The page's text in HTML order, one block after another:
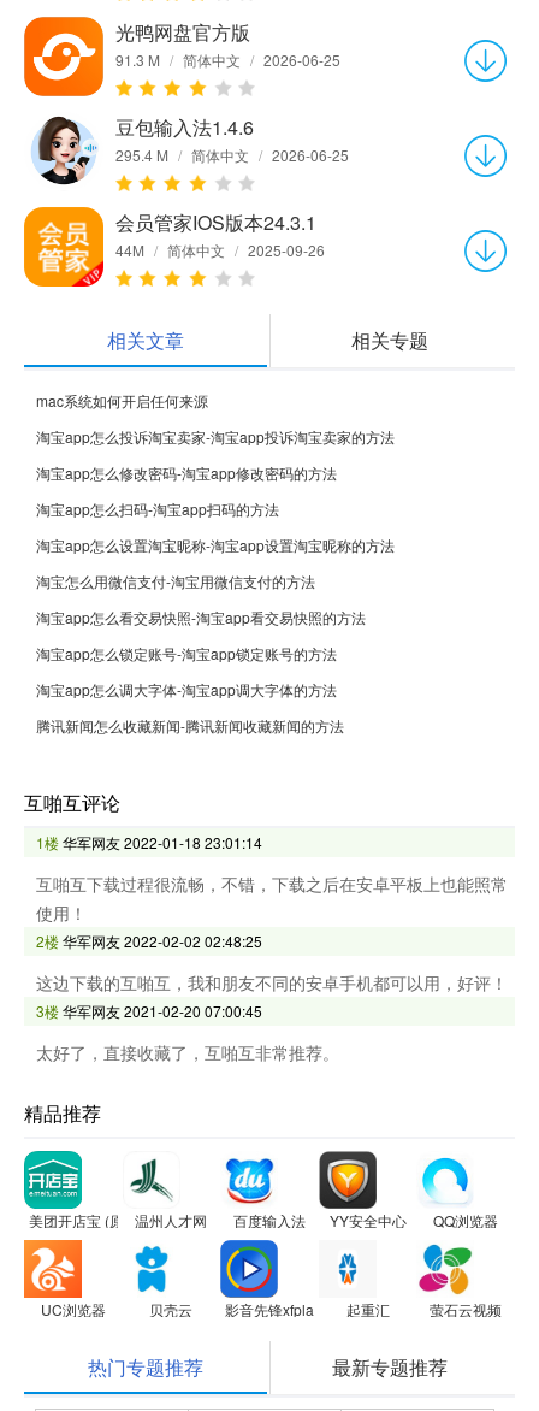
光鸭网盘官方版
91.3 M / 简体中文 / 2026-06-25
豆包输入法1.4.6
295.4 M / 简体中文 / 2026-06-25
会员管家IOS版本24.3.1
44M / 简体中文 / 2025-09-26
相关文章 相关专题
mac系统如何开启任何来源
淘宝app怎么投诉淘宝卖家-淘宝app投诉淘宝卖家的方法
淘宝app怎么修改密码-淘宝app修改密码的方法
淘宝app怎么扫码-淘宝app扫码的方法
淘宝app怎么设置淘宝昵称-淘宝app设置淘宝昵称的方法
淘宝怎么用微信支付-淘宝用微信支付的方法
淘宝app怎么看交易快照-淘宝app看交易快照的方法
淘宝app怎么锁定账号-淘宝app锁定账号的方法
淘宝app怎么调大字体-淘宝app调大字体的方法
腾讯新闻怎么收藏新闻-腾讯新闻收藏新闻的方法
互啪互评论
1楼华军网友2022-01-18 23:01:14
互啪互下载过程很流畅，不错，下载之后在安卓平板上也能照常
使用！
2楼华军网友2022-02-02 02:48:25
这边下载的互啪互，我和朋友不同的安卓手机都可以用，好评！
3楼华军网友2021-02-20 07:00:45
太好了，直接收藏了，互啪互非常推荐。
精品推荐
美团开店宝 (原美团商家)
温州人才网 百度输入法 YY安全中心 QQ浏览器
UC浏览器 贝壳云 影音先锋xfplay 2.9.0 For iphone
起重汇 萤石云视频
热门专题推荐 最新专题推荐